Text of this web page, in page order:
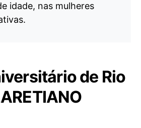
idade, nas mulheres
de Rio